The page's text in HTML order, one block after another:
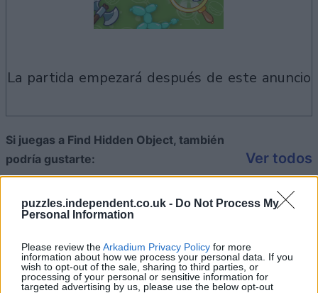
puzzles.independent.co.uk - Do Not Process My
Personal Information
Please review theArkadium Privacy Policy for more
information about how we process your personal data. If you
wish to opt-out of the sale, sharing to third parties, or
processing of your personal or sensitive information for
targeted advertising by us, please use the below opt-out
la partida empezará después de este anuncio
Si juegas a Find Hidden Object, también
podría gustarte:
Ver todos